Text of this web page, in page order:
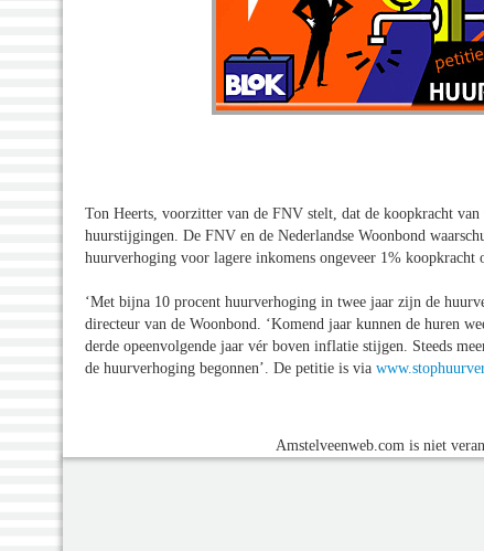
Ton Heerts, voorzitter van de FNV stelt, dat de koopkracht
huurstijgingen. De FNV en de Nederlandse Woonbond
huurverhoging voor lagere inkomens ongeveer 1% koopkracht
‘Met bijna 10 procent huurverhoging in twee jaar zijn de
directeur van de Woonbond. ‘Komend jaar kunnen de huren
derde opeenvolgende jaar vér boven inflatie stijgen. Steeds
de huurverhoging begonnen’. De petitie is via
Amstelveenweb.com is niet